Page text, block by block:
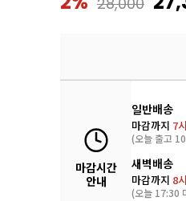
마감시간
안내
일반배송
마감까지 7
(오늘 출고
새벽배송
마감까지 8
(오늘 17:30